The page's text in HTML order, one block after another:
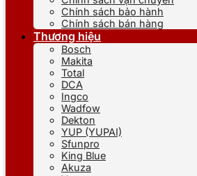
Chính sách bảo hành
Chính sách bán hàng
Thương hiệu
Bosch
Makita
Total
DCA
Ingco
Wadfow
Dekton
YUP (YUPAI)
Sfunpro
King Blue
Akuza